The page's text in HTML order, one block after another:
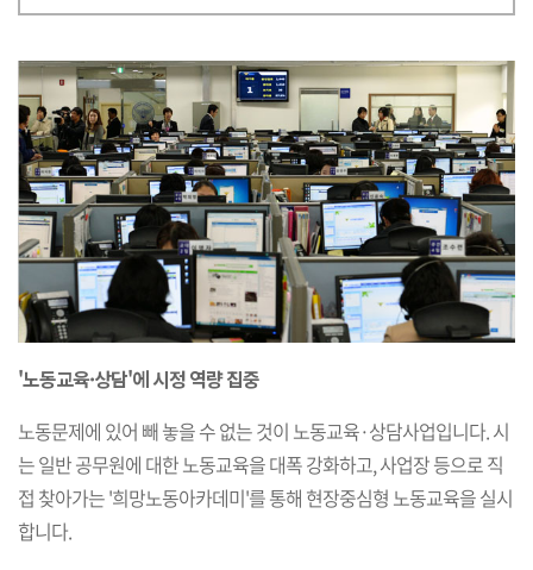
'노동교육·상담'에 시정 역량 집중
노동문제에 있어 빼 놓을 수 없는 것이 노동교육·상담사업입니다. 시
는 일반 공무원에 대한 노동교육을 대폭 강화하고, 사업장 등으로 직
접 찾아가는 '희망노동아카데미'를 통해 현장중심형 노동교육을 실시
합니다.